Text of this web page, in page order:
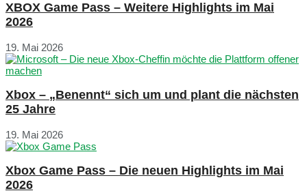
XBOX Game Pass – Weitere Highlights im Mai
2026
19. Mai 2026
Xbox – „Benennt“ sich um und plant die nächsten
25 Jahre
19. Mai 2026
Xbox Game Pass – Die neuen Highlights im Mai
2026